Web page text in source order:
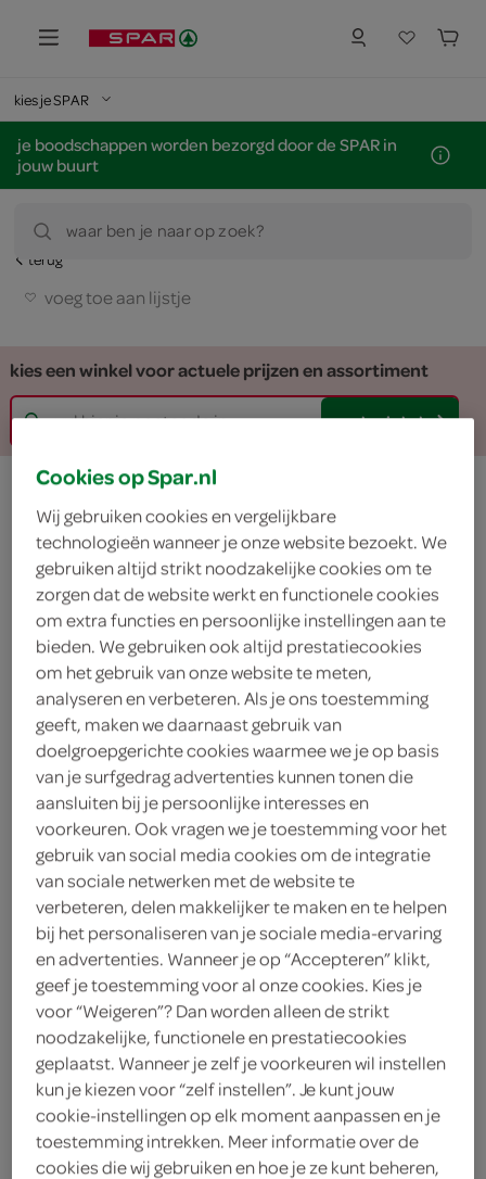
kies je SPAR
je boodschappen worden bezorgd door de SPAR in
jouw buurt
waar ben je naar op zoek?
terug
voeg toe aan lijstje
kies een winkel voor actuele prijzen en assortiment
zoek winkel
Celly wireless stereo
earbuds
Celly
1 Stuks
Let op: aanbiedingen zijn niet zichtbaar bij de
producten, maar worden wél automatisch
Cookies op Spar.nl
Wij gebruiken cookies en vergelijkbare
technologieën wanneer je onze website bezoekt. We
gebruiken altijd strikt noodzakelijke cookies om te
zorgen dat de website werkt en functionele cookies
om extra functies en persoonlijke instellingen aan te
bieden. We gebruiken ook altijd prestatiecookies
om het gebruik van onze website te meten,
analyseren en verbeteren. Als je ons toestemming
geeft, maken we daarnaast gebruik van
doelgroepgerichte cookies waarmee we je op basis
van je surfgedrag advertenties kunnen tonen die
aansluiten bij je persoonlijke interesses en
voorkeuren. Ook vragen we je toestemming voor het
gebruik van social media cookies om de integratie
van sociale netwerken met de website te
verbeteren, delen makkelijker te maken en te helpen
bij het personaliseren van je sociale media-ervaring
en advertenties. Wanneer je op “Accepteren” klikt,
geef je toestemming voor al onze cookies. Kies je
voor “Weigeren”? Dan worden alleen de strikt
noodzakelijke, functionele en prestatiecookies
geplaatst. Wanneer je zelf je voorkeuren wil instellen
kun je kiezen voor “zelf instellen”. Je kunt jouw
cookie-instellingen op elk moment aanpassen en je
toestemming intrekken. Meer informatie over de
cookies die wij gebruiken en hoe je ze kunt beheren,